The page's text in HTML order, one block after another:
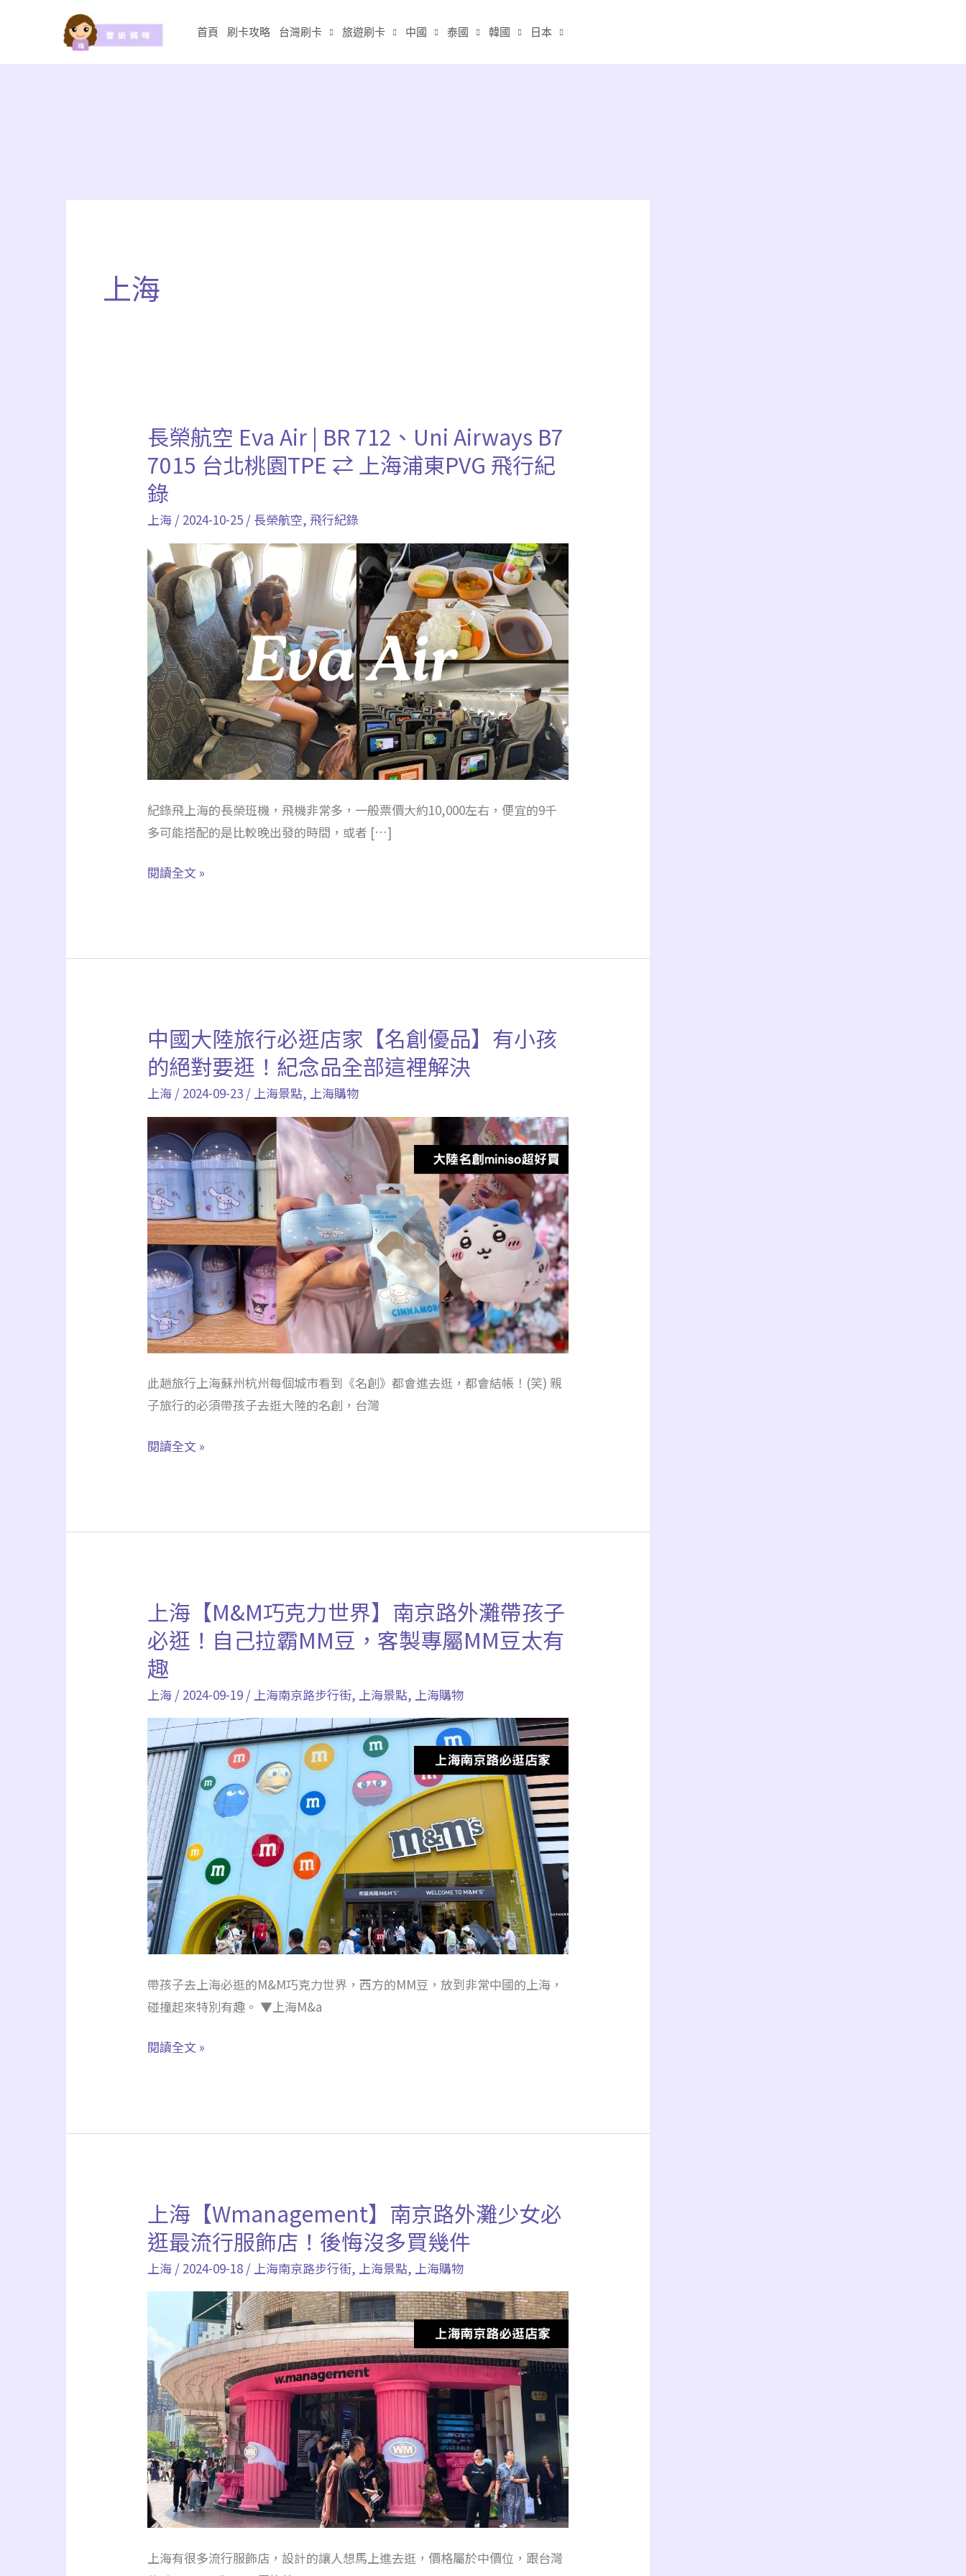
首頁 刷卡攻略 台灣刷卡 旅遊刷卡 中國 泰國 韓國 日本
上海
長榮航空 Eva Air | BR 712、Uni Airways B7
7015 台北桃園TPE ⇄ 上海浦東PVG 飛行紀
錄
上海 / 2024-10-25 / 長榮航空,飛行紀錄
紀錄飛上海的長榮班機，飛機非常多，一般票價大約10,000左右，便宜的9千
多可能搭配的是比較晚出發的時間，或者 […]
長
榮
航
空
Eva
Air
|
BR
712、
Uni
Airways
B7
7015
台
北
桃
TPE
⇄
海
錄
閱讀全文 »
中國大陸旅行必逛店家【名創優品】有小孩
的絕對要逛！紀念品全部這裡解決
上海 / 2024-09-23 / 上海景點, 上海購物
此趟旅行上海蘇州杭州每個城市看到《名創》都會進去逛，都會結帳！(笑) 親
子旅行的必須帶孩子去逛大陸的名創，台灣
中
國
大
陸
旅
行
必
逛
店
家
【名
創
優
品】
有
孩
的
對
部
這
裡
解
決
閱讀全文 »
上海【M&M巧克力世界】南京路外灘帶孩子
必逛！自己拉霸MM豆，客製專屬MM豆太有
趣
上海 / 2024-09-19 / 上海南京路步行街, 上海景點, 上海購物
帶孩子去上海必逛的M&M巧克力世界，西方的MM豆，放到非常中國的上海，
碰撞起來特別有趣。 ▼上海M&a
上
海
【M&M
巧
克
力
世
界】
南
京
路
外
灘
帶
孩
子
逛！
自
拉
屬
MM
豆
太
閱讀全文 »
上海【Wmanagement】南京路外灘少女必
逛最流行服飾店！後悔沒多買幾件
上海 / 2024-09-18 / 上海南京路步行街, 上海景點, 上海購物
上海有很多流行服飾店，設計的讓人想馬上進去逛，價格屬於中價位，跟台灣
上
海
【Wmanagement】
南
外
灘
少
女
必
逛
最
流
行
飾